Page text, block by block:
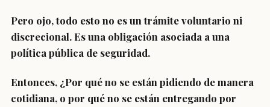
Pero ojo, todo esto no es un trámite voluntario ni
discrecional. Es una obligación asociada a una
política pública de seguridad.
Entonces, ¿Por qué no se están pidiendo de manera
cotidiana, o por qué no se están entregando por